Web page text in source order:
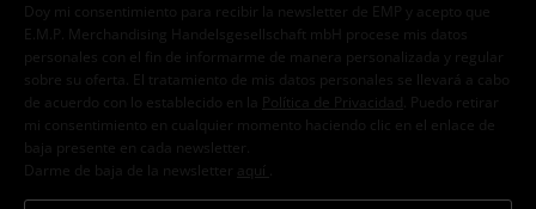
Doy mi consentimiento para recibir la newsletter de EMP y acepto que
E.M.P. Merchandising Handelsgesellschaft mbH procese mis datos
personales con el fin de informarme de manera personalizada y regular
sobre su oferta. El tratamiento de mis datos personales se llevará a cabo
de acuerdo con lo establecido en la
Política de Privacidad . Puedo retirar
mi consentimiento en cualquier momento haciendo clic en el enlace de
baja presente en cada newsletter.
Darme de baja de la newsletter
aquí